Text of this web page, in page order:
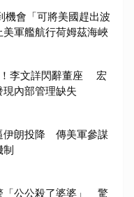
機會「可將美國趕出波
軍艦航行荷姆茲海峽
李文詳閃辭董座 宏
內部管理缺失
伊朗投降 傳美軍參謀
制
「公公殺了婆婆」 驚